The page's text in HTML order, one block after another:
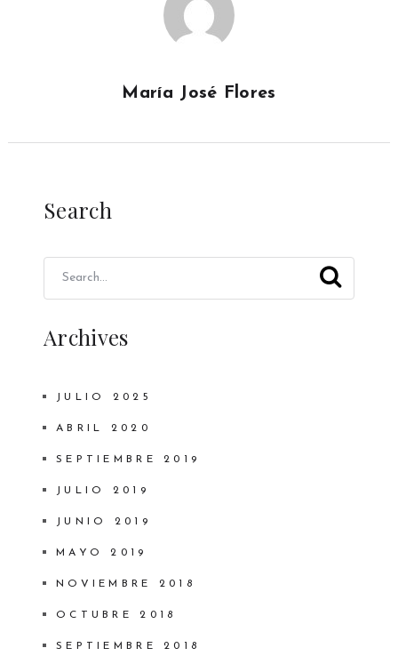
María José Flores
Search
Archives
JULIO 2025
ABRIL 2020
SEPTIEMBRE 2019
JULIO 2019
JUNIO 2019
MAYO 2019
NOVIEMBRE 2018
OCTUBRE 2018
SEPTIEMBRE 2018